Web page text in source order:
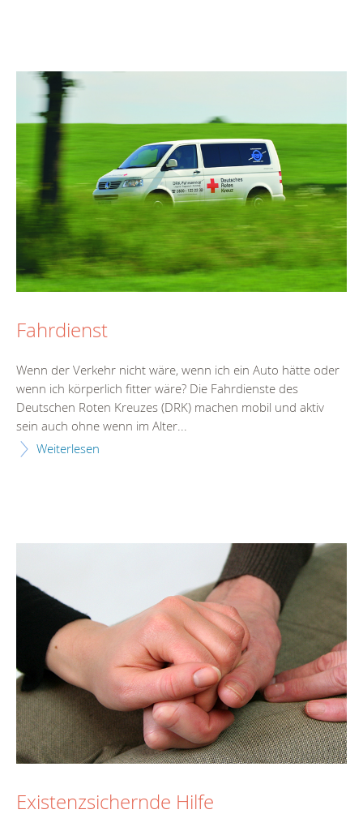
Fahrdienst
Wenn der Verkehr nicht wäre, wenn ich ein Auto hätte oder
wenn ich körperlich fitter wäre? Die Fahrdienste des
Deutschen Roten Kreuzes (DRK) machen mobil und aktiv
sein auch ohne wenn im Alter...
Weiterlesen
Existenzsichernde Hilfe